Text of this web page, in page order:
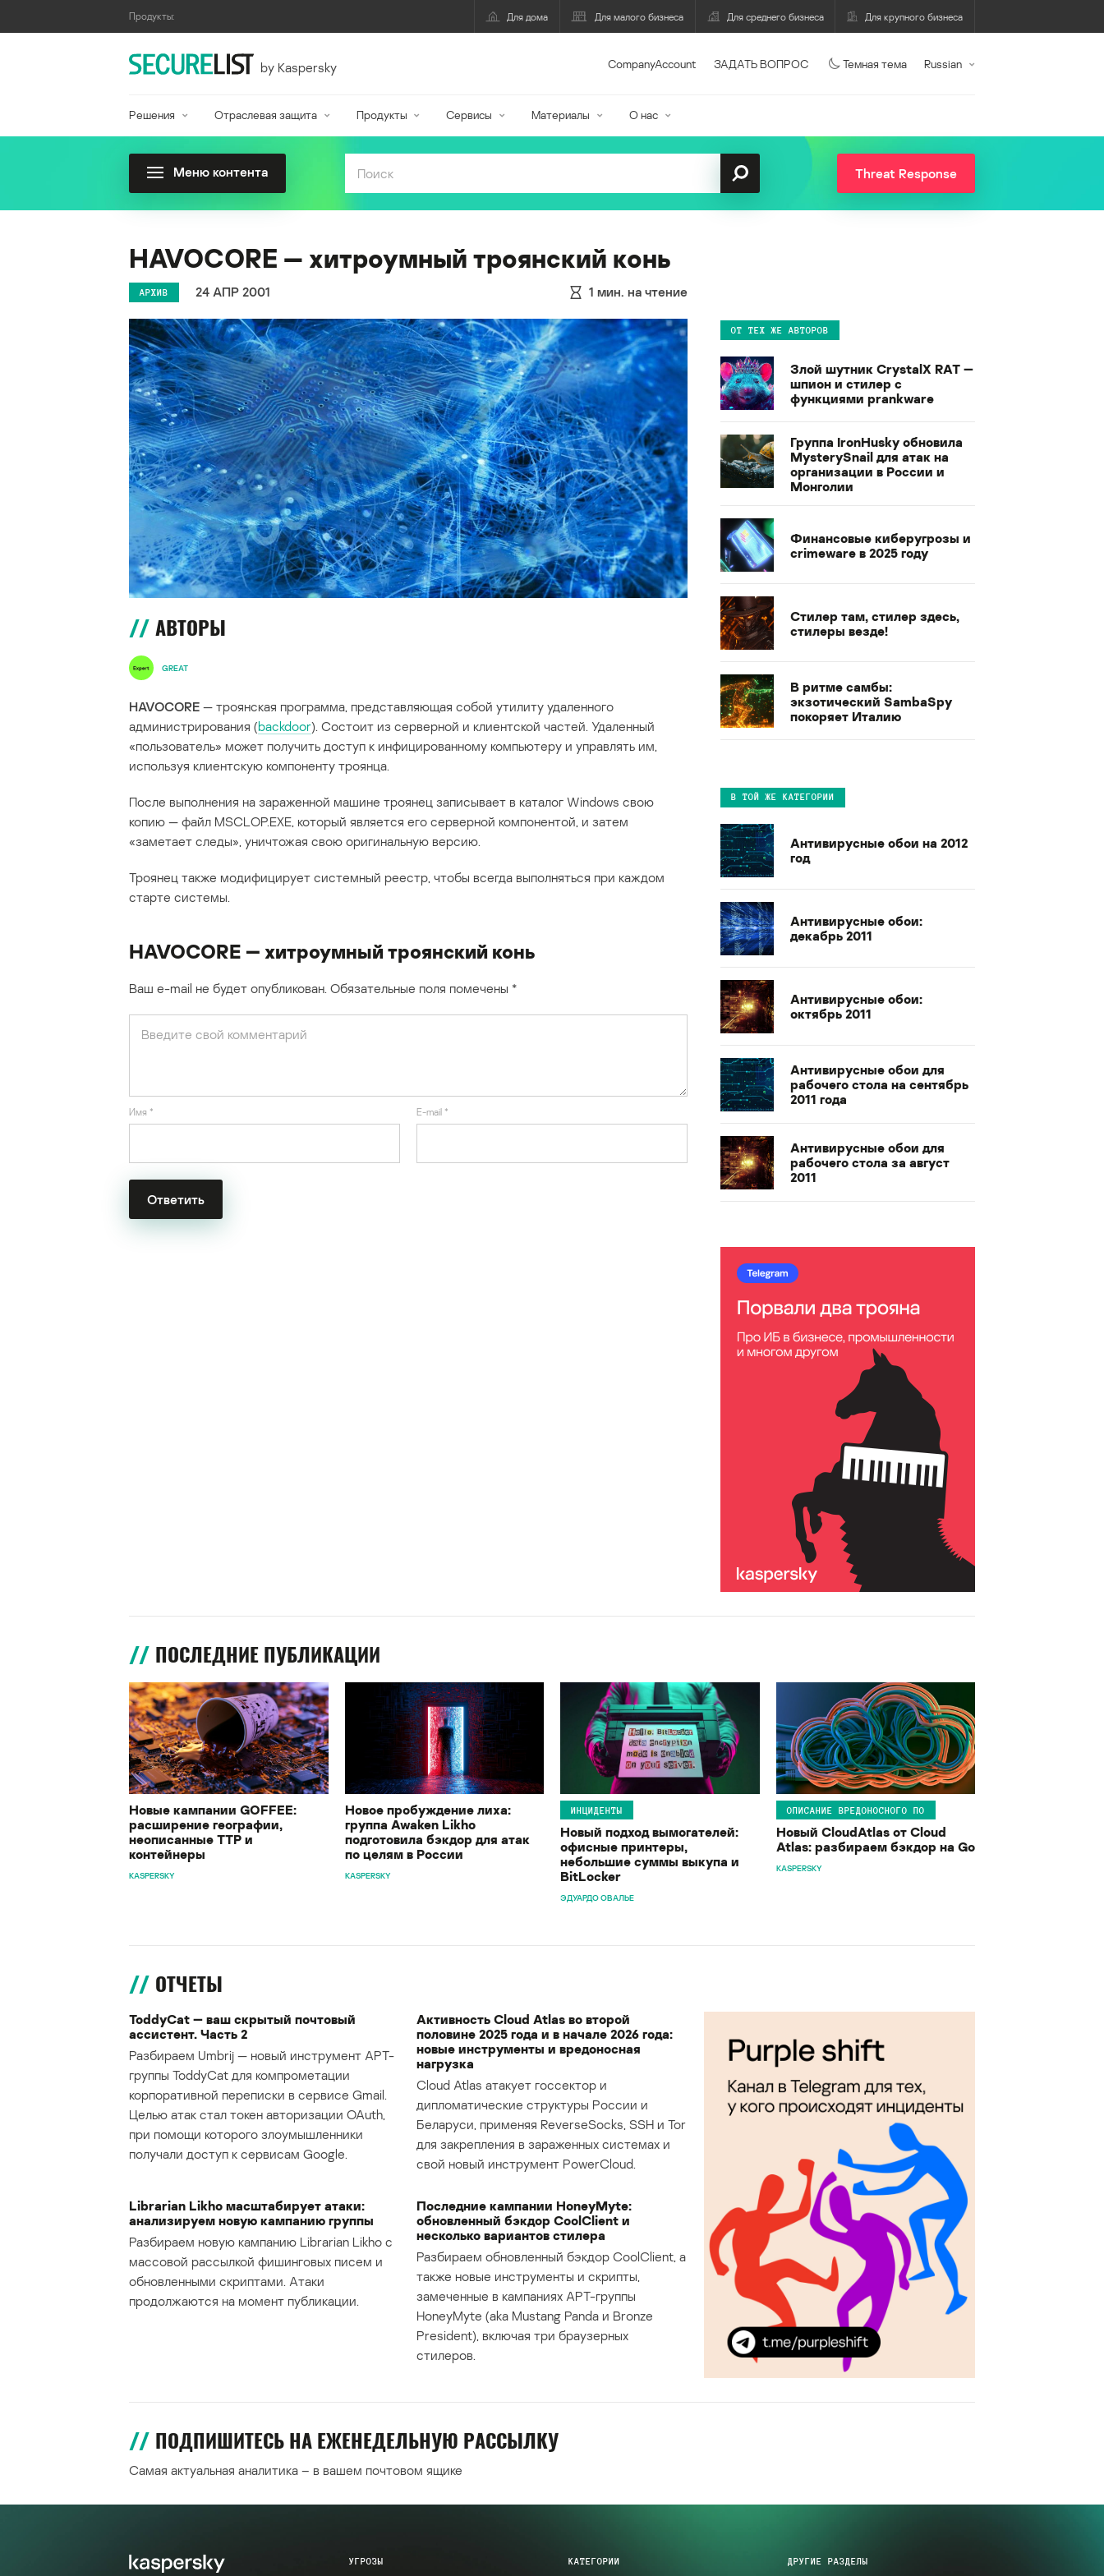
Продукты: Для дома Для малого бизнеса Для среднего бизнеса Для крупного бизнеса
by Kaspersky CompanyAccount ЗАДАТЬ ВОПРОС Темная тема Russian
Решения Отраслевая защита Продукты Сервисы Материалы О нас
Меню контента Threat Response
HAVOCORE — хитроумный троянский конь
АРХИВ 24 АПР 2001 1 мин. на чтение
АВТОРЫ
GREAT
HAVOCORE — троянская программа, представляющая собой утилиту удаленного
администрирования (backdoor). Состоит из серверной и клиентской частей. Удаленный
«пользователь» может получить доступ к инфицированному компьютеру и управлять им,
используя клиентскую компоненту троянца.
После выполнения на зараженной машине троянец записывает в каталог Windows свою
копию — файл MSCLOP.EXE, который является его серверной компонентой, и затем
«заметает следы», уничтожая свою оригинальную версию.
Троянец также модифицирует системный реестр, чтобы всегда выполняться при каждом
старте системы.
HAVOCORE — хитроумный троянский конь
Ваш e-mail не будет опубликован. Обязательные поля помечены *
Имя * E-mail *
ОТ ТЕХ ЖЕ АВТОРОВ
Злой шутник CrystalX RAT —
шпион и стилер с
функциями prankware
Группа IronHusky обновила
MysterySnail для атак на
организации в России и
Монголии
Финансовые киберугрозы и
crimeware в 2025 году
Стилер там, стилер здесь,
стилеры везде!
В ритме самбы:
экзотический SambaSpy
покоряет Италию
В ТОЙ ЖЕ КАТЕГОРИИ
Антивирусные обои на 2012
год
Антивирусные обои:
декабрь 2011
Антивирусные обои:
октябрь 2011
Антивирусные обои для
рабочего стола на сентябрь
2011 года
Антивирусные обои для
рабочего стола за август
2011
ПОСЛЕДНИЕ ПУБЛИКАЦИИ
Новые кампании GOFFEE:
расширение географии,
неописанные TTP и
контейнеры
KASPERSKY
Новое пробуждение лиха:
группа Awaken Likho
подготовила бэкдор для атак
по целям в России
KASPERSKY
ИНЦИДЕНТЫ
Новый подход вымогателей:
офисные принтеры,
небольшие суммы выкупа и
BitLocker
ЭДУАРДО ОВАЛЬЕ
ОПИСАНИЕ ВРЕДОНОСНОГО ПО
Новый CloudAtlas от Cloud
Atlas: разбираем бэкдор на Go
KASPERSKY
ОТЧЕТЫ
ToddyCat — ваш скрытый почтовый
ассистент. Часть 2
Разбираем Umbrij — новый инструмент APT-
группы ToddyCat для компрометации
корпоративной переписки в сервисе Gmail.
Целью атак стал токен авторизации OAuth,
при помощи которого злоумышленники
получали доступ к сервисам Google.
Активность Cloud Atlas во второй
половине 2025 года и в начале 2026 года:
новые инструменты и вредоносная
нагрузка
Cloud Atlas атакует госсектор и
дипломатические структуры России и
Беларуси, применяя ReverseSocks, SSH и Tor
для закрепления в зараженных системах и
свой новый инструмент PowerCloud.
Librarian Likho масштабирует атаки:
анализируем новую кампанию группы
Разбираем новую кампанию Librarian Likho с
массовой рассылкой фишинговых писем и
обновленными скриптами. Атаки
продолжаются на момент публикации.
Последние кампании HoneyMyte:
обновленный бэкдор CoolClient и
несколько вариантов стилера
Разбираем обновленный бэкдор CoolClient, а
также новые инструменты и скрипты,
замеченные в кампаниях APT-группы
HoneyMyte (aka Mustang Panda и Bronze
President), включая три браузерных
стилеров.
ПОДПИШИТЕСЬ НА ЕЖЕНЕДЕЛЬНУЮ РАССЫЛКУ
Самая актуальная аналитика – в вашем почтовом ящике
УГРОЗЫ КАТЕГОРИИ ДРУГИЕ РАЗДЕЛЫ